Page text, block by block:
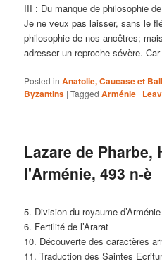
III : Du manque de philosophie
Je ne veux pas laisser, sans le
philosophie de nos ancêtres;
adresser un reproche sévère.
Posted in Anatolie, Caucase et
Byzantins |Tagged Arménie |
Lazare de Pharbe,
l'Arménie, 493 n-è
5. Division du royaume
6. Fertilité de l’Ararat
10. Découverte des caractères
11. Traduction des Saintes